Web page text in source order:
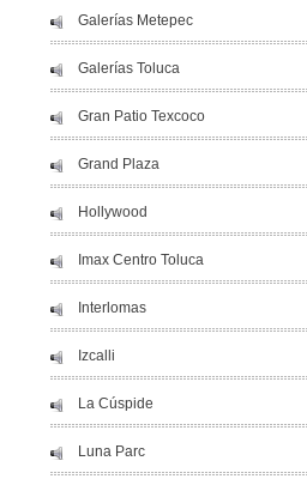
Galerías Metepec
Galerías Toluca
Gran Patio Texcoco
Grand Plaza
Hollywood
Imax Centro Toluca
Interlomas
Izcalli
La Cúspide
Luna Parc